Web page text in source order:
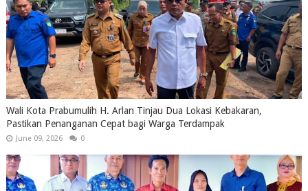
Wali Kota Prabumulih H. Arlan Tinjau Dua Lokasi Kebakaran,
Pastikan Penanganan Cepat bagi Warga Terdampak
June 09, 2026 0